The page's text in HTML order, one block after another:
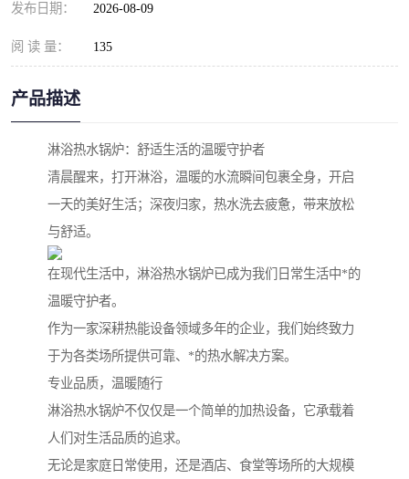
发布日期： 2026-08-09
阅 读 量： 135
产品描述
淋浴热水锅炉：舒适生活的温暖守护者
清晨醒来，打开淋浴，温暖的水流瞬间包裹全身，开启
一天的美好生活；深夜归家，热水洗去疲惫，带来放松
与舒适。
在现代生活中，淋浴热水锅炉已成为我们日常生活中*的
温暖守护者。
作为一家深耕热能设备领域多年的企业，我们始终致力
于为各类场所提供可靠、*的热水解决方案。
专业品质，温暖随行
淋浴热水锅炉不仅仅是一个简单的加热设备，它承载着
人们对生活品质的追求。
无论是家庭日常使用，还是酒店、食堂等场所的大规模